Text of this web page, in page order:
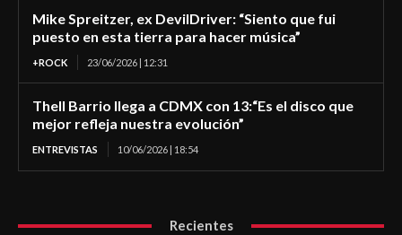
Mike Spreitzer, ex DevilDriver: “Siento que fui
puesto en esta tierra para hacer música”
+ROCK 23/06/2026 | 12:31
Thell Barrio llega a CDMX con 13:“Es el disco que
mejor refleja nuestra evolución”
ENTREVISTAS 10/06/2026 | 18:54
Recientes